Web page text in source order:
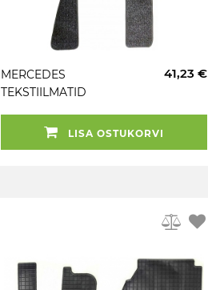
MERCEDES
TEKSTIILMATID
41,23 €
LISA OSTUKORVI